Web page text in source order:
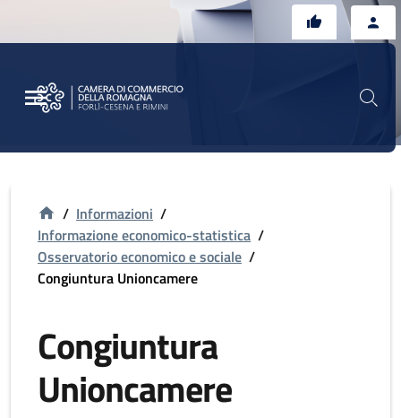
/ Informazioni /
Informazione economico-statistica /
Osservatorio economico e sociale /
Congiuntura Unioncamere
Congiuntura
Unioncamere